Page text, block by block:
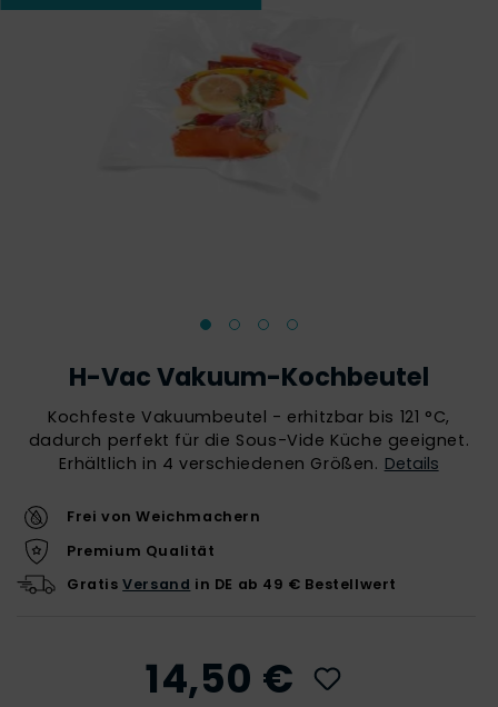
H-Vac Vakuum-Kochbeutel
Kochfeste Vakuumbeutel - erhitzbar bis 121 °C,
dadurch perfekt für die Sous-Vide Küche geeignet.
Erhältlich in 4 verschiedenen Größen. Details
Frei von Weichmachern
Premium Qualität
GratisVersand in DE ab 49 € Bestellwert
14,50 €